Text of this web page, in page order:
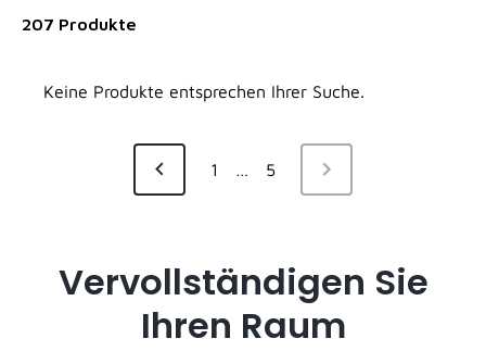
207 Produkte
Keine Produkte entsprechen Ihrer Suche.
VORHERIGE
1 … 5
NÄCHSTE
SEITE
Vervollständigen Sie
Ihren Raum